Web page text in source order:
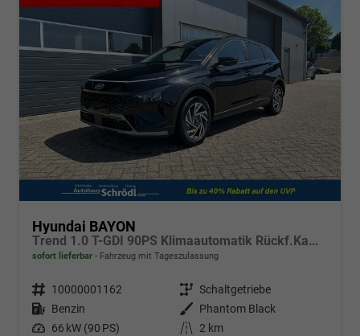
Hyundai BAYON
Trend 1.0 T-GDI 90PS Klimaautomatik Rückf.Kamera Parksensoren Sitzheizung Lenkradheizung Bluetooth Touchscreen Tempomat Apple CarPlay + Android Auto 16"LM
sofort lieferbar Fahrzeug mit Tageszulassung
Fahrzeugnr. 10000001162 Getriebe Schaltgetriebe
Kraftstoff Benzin Außenfarbe Phantom Black
Leistung 66 kW (90 PS) Kilometerstand
2 km